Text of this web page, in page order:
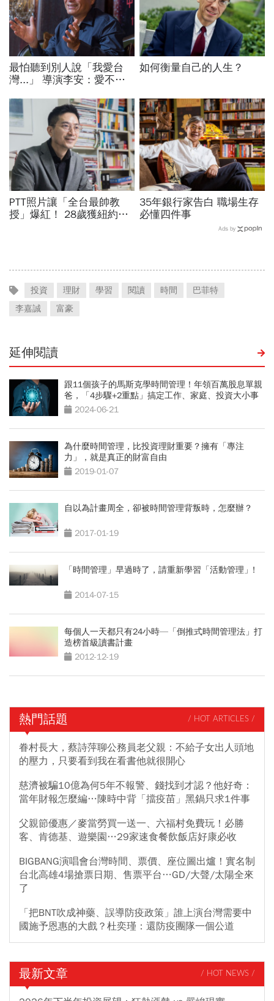
最怕聽到別人說「我愛台
灣...」 導演李安：愛不用
如何衡量自己的人生？
PTT照片讓「全台最帥教
授」爆紅！ 28歲獲紐約名
35年銀行家告白 職場生存
必懂四件事
Ads by
投資 理財 學習 閱讀 時間
巴菲特
李嘉誠
富豪
延伸閱讀
跟11個孩子的馬斯克學時間管理！年領百萬股息單親
爸，「4步驟+2重點」搞定工作、家庭、投資大小事
2024-06-21
為什麼時間管理，比投資理財重要？擁有「專注
力」，就是真正的財富自由
2019-01-07
自以為計畫周全，卻被時間管理背叛時，怎麼辦？
2017-01-19
「時間管理」早過時了，請重新學習「活動管理」!
2014-07-15
每個人一天都只有24小時—「倒推式時間管理法」打
造榜首級讀書計畫
2012-12-19
熱門話題 / HOT ARTICLES /
眷村長大，蔡詩萍聊公務員老父親：不給子女出人頭地
的壓力，只要看到我在看書他就很開心
慈濟被騙10億為何5年不報警、錢找到才認？他好奇：
當年財報怎麼編…陳時中背「擋疫苗」黑鍋只求1件事
父親節優惠／麥當勞買一送一、六福村免費玩！必勝
客、肯德基、遊樂園…29家速食餐飲飯店好康必收
BIGBANG演唱會台灣時間、票價、座位圖出爐！實名制
台北高雄4場搶票日期、售票平台…GD/大聲/太陽全來
了
「把BNT吹成神藥、誤導防疫政策」誰上演台灣需要中
國施予恩惠的大戲？杜奕瑾：還防疫團隊一個公道
最新文章 / HOT NEWS /